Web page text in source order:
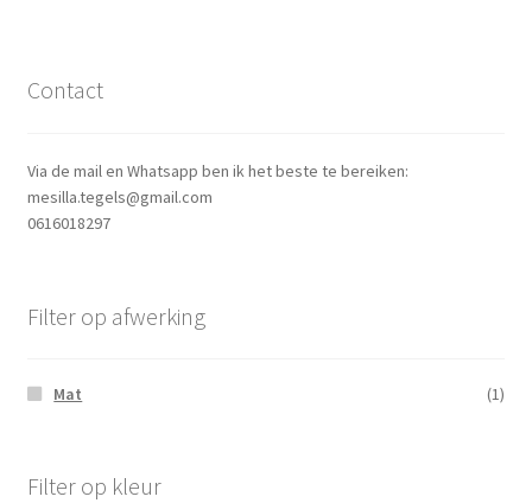
Contact
Via de mail en Whatsapp ben ik het beste te bereiken:
mesilla.tegels@gmail.com
0616018297
Filter op afwerking
Mat (1)
Filter op kleur